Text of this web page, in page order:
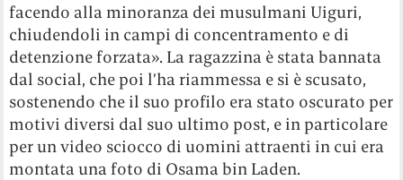
facendo alla minoranza dei musulmani Uiguri,
chiudendoli in campi di concentramento e di
detenzione forzata». La ragazzina è stata bannata
dal social, che poi l’ha riammessa e si è scusato,
sostenendo che il suo profilo era stato oscurato per
motivi diversi dal suo ultimo post, e in particolare
per un video sciocco di uomini attraenti in cui era
montata una foto di Osama bin Laden.